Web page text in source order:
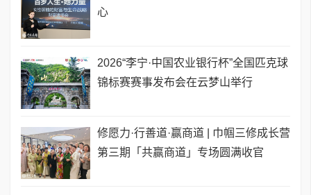
心
2026“李宁·中国农业银行杯”全国匹克球
锦标赛赛事发布会在云梦山举行
修愿力·行善道·赢商道 | 巾帼三修成长营
第三期「共赢商道」专场圆满收官